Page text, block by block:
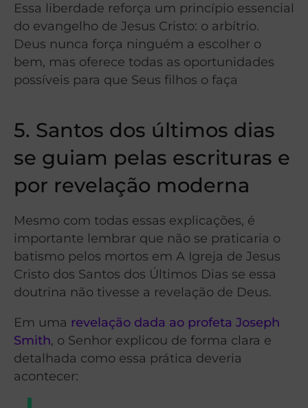
Essa liberdade reforça um princípio essencial
do evangelho de Jesus Cristo: o arbítrio.
Deus nunca força ninguém a escolher o
bem, mas oferece todas as oportunidades
possíveis para que Seus filhos o faça
5. Santos dos últimos dias
se guiam pelas escrituras e
por revelação moderna
Mesmo com todas essas explicações, é
importante lembrar que não se praticaria o
batismo pelos mortos em A Igreja de Jesus
Cristo dos Santos dos Últimos Dias se essa
doutrina não tivesse a revelação de Deus.
Em uma revelação dada ao profeta Joseph
Smith, o Senhor explicou de forma clara e
detalhada como essa prática deveria
acontecer: